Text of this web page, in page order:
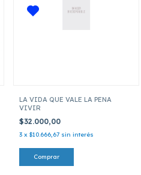
LA VIDA QUE VALE LA PENA
VIVIR
$32.000,00
3 x $10.666,67 sin interés